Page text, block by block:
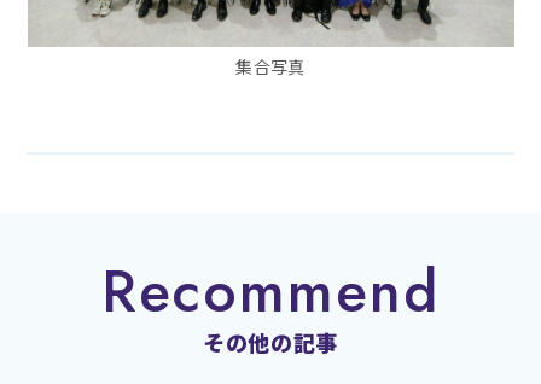
集合写真
Recommend
その他の記事